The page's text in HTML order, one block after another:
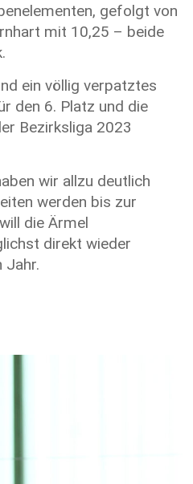
gefolgt von
mit 10,25 – beide
ein völlig verpatztes
den 6. Platz und die
Bezirksliga 2023
wir allzu deutlich
werden bis zur
die Ärmel
direkt wieder
Jahr.